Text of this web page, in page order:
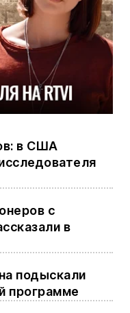
в США
с
в
подыскали
программе